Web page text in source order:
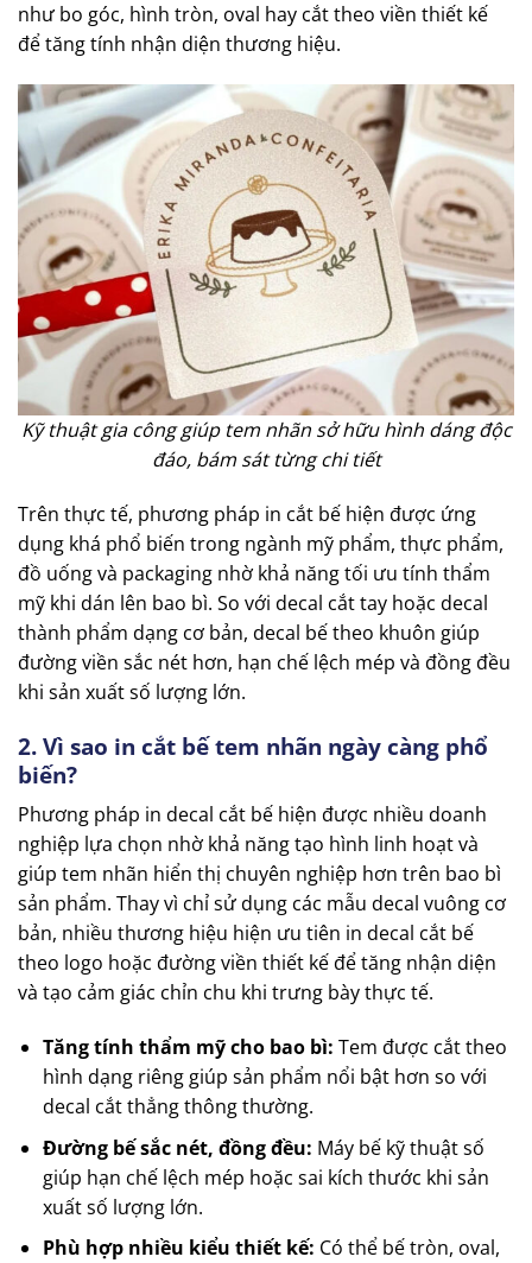
như bo góc, hình tròn, oval hay cắt theo viền thiết kế
để tăng tính nhận diện thương hiệu.
Kỹ thuật gia công giúp tem nhãn sở hữu hình dáng độc
đáo, bám sát từng chi tiết
Trên thực tế, phương pháp in cắt bế hiện được ứng
dụng khá phổ biến trong ngành mỹ phẩm, thực phẩm,
đồ uống và packaging nhờ khả năng tối ưu tính thẩm
mỹ khi dán lên bao bì. So với decal cắt tay hoặc decal
thành phẩm dạng cơ bản, decal bế theo khuôn giúp
đường viền sắc nét hơn, hạn chế lệch mép và đồng đều
khi sản xuất số lượng lớn.
2. Vì sao in cắt bế tem nhãn ngày càng phổ
biến?
Phương pháp in decal cắt bế hiện được nhiều doanh
nghiệp lựa chọn nhờ khả năng tạo hình linh hoạt và
giúp tem nhãn hiển thị chuyên nghiệp hơn trên bao bì
sản phẩm. Thay vì chỉ sử dụng các mẫu decal vuông cơ
bản, nhiều thương hiệu hiện ưu tiên in decal cắt bế
theo logo hoặc đường viền thiết kế để tăng nhận diện
và tạo cảm giác chỉn chu khi trưng bày thực tế.
Tăng tính thẩm mỹ cho bao bì: Tem được cắt theo
hình dạng riêng giúp sản phẩm nổi bật hơn so với
decal cắt thẳng thông thường.
Đường bế sắc nét, đồng đều: Máy bế kỹ thuật số
giúp hạn chế lệch mép hoặc sai kích thước khi sản
xuất số lượng lớn.
Phù hợp nhiều kiểu thiết kế: Có thể bế tròn, oval,